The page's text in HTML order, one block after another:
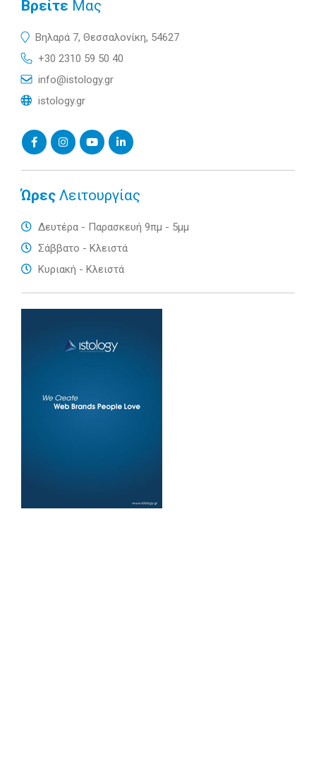
Βρείτε Μας
Βηλαρά 7, Θεσσαλονίκη, 54627
+30 2310 59 50 40
info@istology.gr
istology.gr
Ώρες Λειτουργίας
Δευτέρα - Παρασκευή 9πμ - 5μμ
Σάββατο - Κλειστά
Κυριακή - Κλειστά